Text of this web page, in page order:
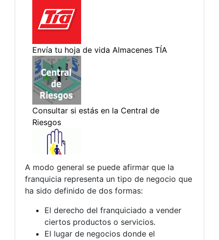
A modo general se puede afirmar que la
franquicia representa un tipo de negocio que
ha sido definido de dos formas:
El derecho del franquiciado a vender
ciertos productos o servicios.
El lugar de negocios donde el